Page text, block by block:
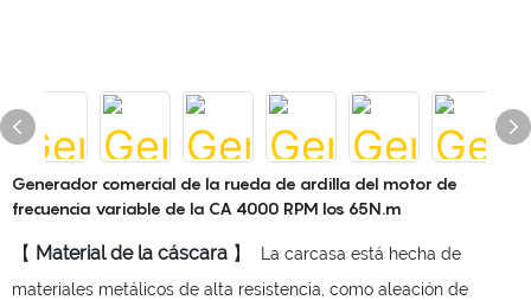
Generador comercial de la rueda de ardilla del motor de
frecuencia variable de la CA 4000 RPM los 65N.m
【 Material de la cáscara 】
La carcasa está hecha de
materiales metálicos de alta resistencia, como aleación de